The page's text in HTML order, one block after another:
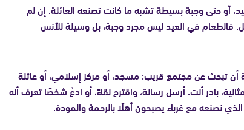
أو حتى وجبة بسيطة تشبه ما كانت تصنعه العائلة. إن لم
في العيد ليس مجرد وجبة، بل وسيلة للأنس
أن تبحث عن مجتمع قريب: مسجد، أو مركز إسلامي، أو عائلة
بادر أنت. أرسل رسالة، واقترح لقاءً، أو ادعُ شخصًا تعرف أنه
نصنعه مع غرباء يصبحون أهلًا بالرحمة والمودة.